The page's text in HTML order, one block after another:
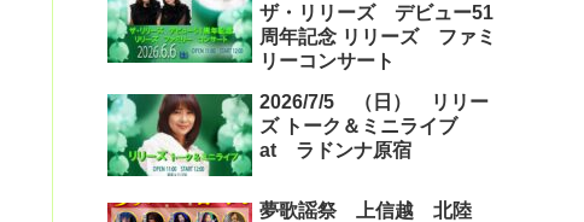
ザ・リリーズ デビュー51
周年記念 リリーズ ファミ
リーコンサート
2026/7/5 （日） リリー
ズ トーク＆ミニライブ
at ラドンナ原宿
夢歌謡祭 上信越 北陸